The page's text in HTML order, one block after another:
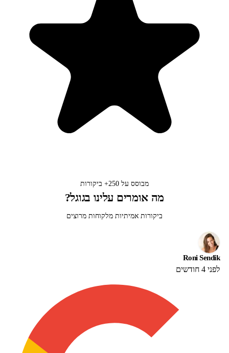
מבוסס על 250+ ביקורות
מה אומרים עלינו בגוגל?
ביקורות אמיתיות מלקוחות מרוצים
Roni Sendik
לפני 4 חודשים